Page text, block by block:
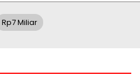
Rp7 Miliar